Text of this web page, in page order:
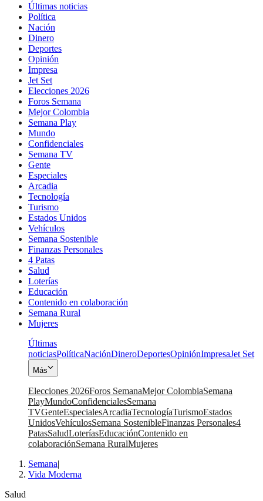
Últimas noticias
Política
Nación
Dinero
Deportes
Opinión
Impresa
Jet Set
Elecciones 2026
Foros Semana
Mejor Colombia
Semana Play
Mundo
Confidenciales
Semana TV
Gente
Especiales
Arcadia
Tecnología
Turismo
Estados Unidos
Vehículos
Semana Sostenible
Finanzas Personales
4 Patas
Salud
Loterías
Educación
Contenido en colaboración
Semana Rural
Mujeres
Últimas
noticiasPolíticaNaciónDineroDeportesOpiniónImpresaJet Set
Más
Elecciones 2026Foros SemanaMejor ColombiaSemana
PlayMundoConfidencialesSemana
TVGenteEspecialesArcadiaTecnologíaTurismoEstados
UnidosVehículosSemana SostenibleFinanzas Personales4
PatasSaludLoteríasEducaciónContenido en
colaboraciónSemana RuralMujeres
Semana|
Vida Moderna
Salud